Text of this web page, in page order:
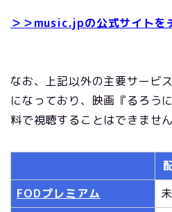
＞＞music.jpの公式サイトを
なお、上記以外の主要サービ
になっており、映画『るろう
料で視聴することはできません
FODプレミアム